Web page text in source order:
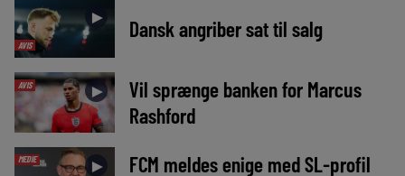
AVIS
► Dansk angriber sat til salg
AVIS ►
Vil sprænge banken for Marcus
Rashford
MEDIE ►
FCM meldes enige med SL-profil